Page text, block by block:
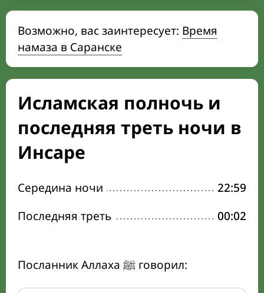
Возможно, вас заинтересует: Время
намаза в Саранске
Исламская полночь и
последняя треть ночи в
Инсаре
Середина ночи
22:59
Последняя треть
00:02
Посланник Аллаха ﷺ говорил: